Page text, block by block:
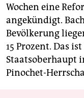
Wochen eine
angekündigt.
Bevölkerung
15 Prozent. Das
Staatsoberhaupt
Pinochet-